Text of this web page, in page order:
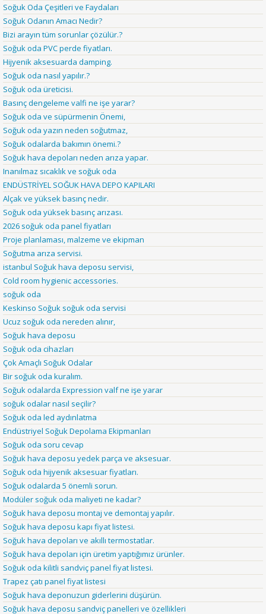
Soğuk Oda Çeşitleri ve Faydaları
Soğuk Odanın Amacı Nedir?
Bizi arayın tüm sorunlar çözülür.?
Soğuk oda PVC perde fiyatları.
Hijyenik aksesuarda damping.
Soğuk oda nasıl yapılır.?
Soğuk oda üreticisi.
Basınç dengeleme valfi ne işe yarar?
Soğuk oda ve süpürmenin Önemi,
Soğuk oda yazın neden soğutmaz,
Soğuk odalarda bakımın önemi.?
Soğuk hava depoları neden arıza yapar.
Inanılmaz sıcaklık ve soğuk oda
ENDÜSTRİYEL SOĞUK HAVA DEPO KAPILARI
Alçak ve yüksek basınç nedir.
Soğuk oda yüksek basınç arızası.
2026 soğuk oda panel fiyatları
Proje planlaması, malzeme ve ekipman
Soğutma arıza servisi.
istanbul Soğuk hava deposu servisi,
Cold room hygienic accessories.
soğuk oda
Keskinso Soğuk soğuk oda servisi
Ucuz soğuk oda nereden alınır,
Soğuk hava deposu
Soğuk oda cihazları
Çok Amaçlı Soğuk Odalar
Bir soğuk oda kuralım.
Soğuk odalarda Expression valf ne işe yarar
soğuk odalar nasıl seçilir?
Soğuk oda led aydınlatma
Endüstriyel Soğuk Depolama Ekipmanları
Soğuk oda soru cevap
Soğuk hava deposu yedek parça ve aksesuar.
Soğuk oda hijyenik aksesuar fiyatları.
Soğuk odalarda 5 önemli sorun.
Modüler soğuk oda maliyeti ne kadar?
Soğuk hava deposu montaj ve demontaj yapılır.
Soğuk hava deposu kapı fiyat listesi.
Soğuk hava depoları ve akıllı termostatlar.
Soğuk hava depoları için üretim yaptığımız ürünler.
Soğuk oda kilitli sandviç panel fiyat listesi.
Trapez çatı panel fiyat listesi
Soğuk hava deponuzun giderlerini düşürün.
Soğuk hava deposu sandviç panelleri ve özellikleri